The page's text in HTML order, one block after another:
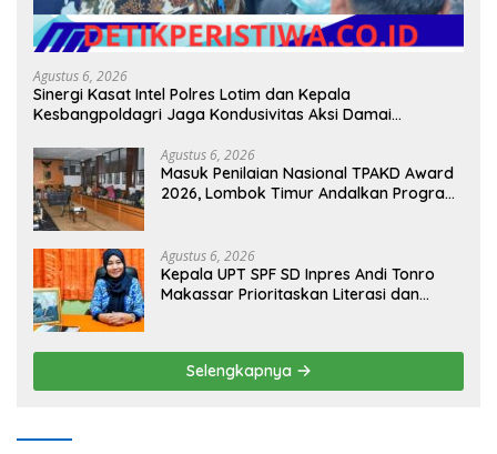
Agustus 6, 2026
Sinergi Kasat Intel Polres Lotim dan Kepala
Kesbangpoldagri Jaga Kondusivitas Aksi Damai
Agustus 6, 2026
Masuk Penilaian Nasional TPAKD Award
2026, Lombok Timur Andalkan Program
Agustus 6, 2026
Kepala UPT SPF SD Inpres Andi Tonro
Makassar Prioritaskan Literasi dan
Selengkapnya